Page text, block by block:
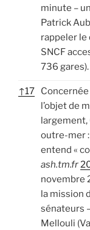
minute –
Patrick
rappeler le
SNCF
736 gares).
↑17
l’objet de
largement,
outre-mer
entend «
ash.tm.fr
novembre
la mission
sénateurs
Mellouli